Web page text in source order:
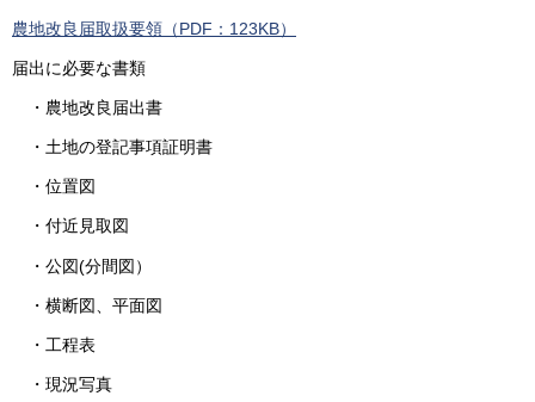
農地改良届取扱要領（PDF：123KB）
届出に必要な書類
・農地改良届出書
・土地の登記事項証明書
・位置図
・付近見取図
・公図(分間図）
・横断図、平面図
・工程表
・現況写真